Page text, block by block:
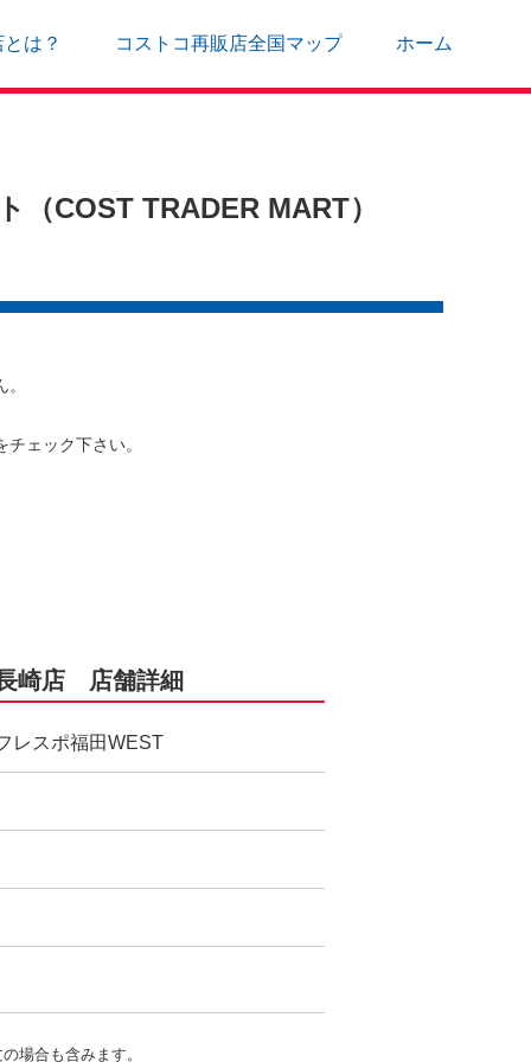
は？ コストコ再販店全国マップ ホーム
（COST TRADER MART）
ェック下さい。
崎店 店舗詳細
レスポ福田WEST
場合も含みます。